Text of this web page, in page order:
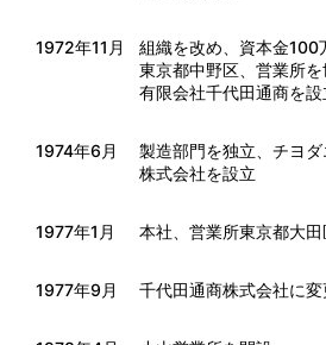
1972年11月
組織を改め、資本金100
東京都中野区、営業所を
有限会社千代田通商を設
1974年6月
製造部門を独立、チヨ
株式会社を設立
1977年1月 本社、営業所東京都大
1977年9月 千代田通商株式会社に変